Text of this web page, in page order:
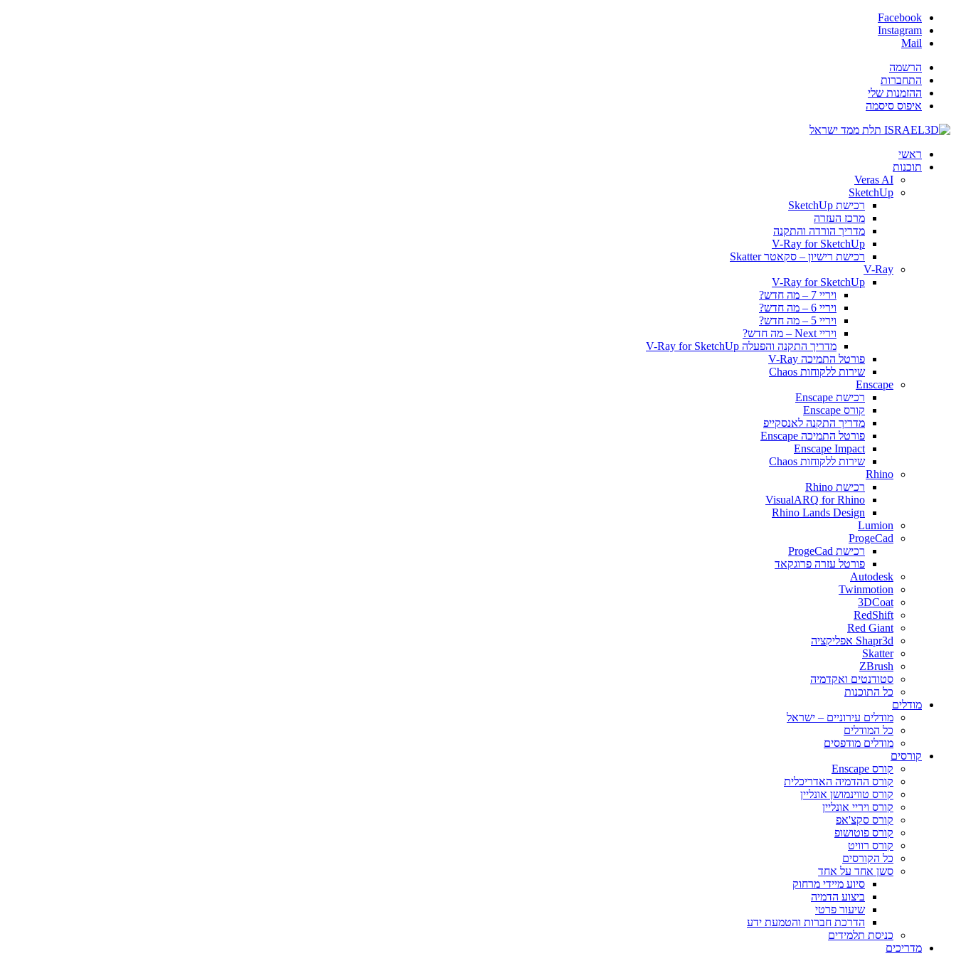
Facebook
Instagram
Mail
הרשמה
התחברות
ההזמנות שלי
איפוס סיסמה
ראשי
תוכנות
Veras AI
SketchUp
רכישת SketchUp
מרכז העזרה
מדריך הורדה והתקנה
V-Ray for SketchUp
רכישת רישיון – סקאטר Skatter
V-Ray
V-Ray for SketchUp
ויריי 7 – מה חדש?
ויריי 6 – מה חדש?
ויריי 5 – מה חדש?
ויריי Next – מה חדש?
מדריך התקנה והפעלה V-Ray for SketchUp
פורטל התמיכה V-Ray
שירות ללקוחות Chaos
Enscape
רכישת Enscape
קורס Enscape
מדריך התקנה לאנסקייפ
פורטל התמיכה Enscape
Enscape Impact
שירות ללקוחות Chaos
Rhino
רכישת Rhino
VisualARQ for Rhino
Rhino Lands Design
Lumion
ProgeCad
רכישת ProgeCad
פורטל עזרה פרוגקאד
Autodesk
Twinmotion
3DCoat
RedShift
Red Giant
Shapr3d אפליקציה
Skatter
ZBrush
סטודנטים ואקדמיה
כל התוכנות
מודלים
מודלים עירוניים – ישראל
כל המודלים
מודלים מודפסים
קורסים
קורס Enscape
קורס ההדמיה האדריכלית
קורס טווינמושן אונליין
קורס ויריי אונליין
קורס סקצ'אפ
קורס פוטושופ
קורס רוויט
כל הקורסים
סשן אחד על אחד
סיוע מיידי מרחוק
ביצוע הדמיה
שיעור פרטי
הדרכת חברות והטמעת ידע
כניסת תלמידים
מדריכים